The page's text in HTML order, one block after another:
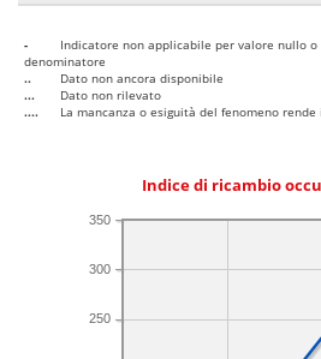
-
Indicatore non applicabile per valore nullo
denominatore
..
Dato non ancora disponibile
...
Dato non rilevato
....
La mancanza o esiguità del fenomeno
Indice di ricambio
250
300
350